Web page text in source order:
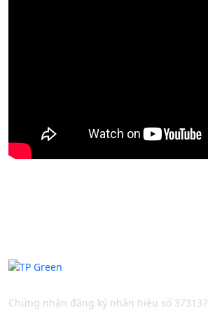
Chứng nhận đăng ký nhãn hiệu số 373137